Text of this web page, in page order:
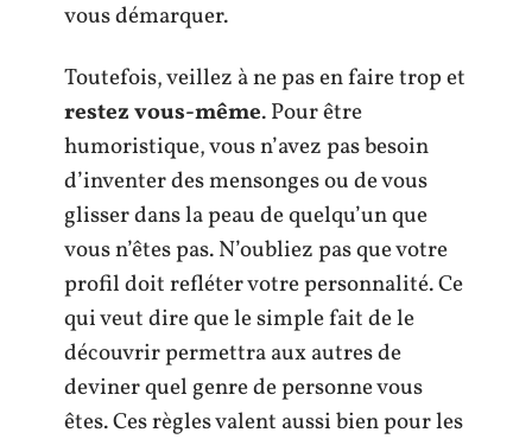
vous démarquer.
Toutefois, veillez à ne pas en faire trop et
restez vous-même. Pour être
humoristique, vous n’avez pas besoin
d’inventer des mensonges ou de vous
glisser dans la peau de quelqu’un que
vous n’êtes pas. N’oubliez pas que votre
profil doit refléter votre personnalité. Ce
qui veut dire que le simple fait de le
découvrir permettra aux autres de
deviner quel genre de personne vous
êtes. Ces règles valent aussi bien pour les